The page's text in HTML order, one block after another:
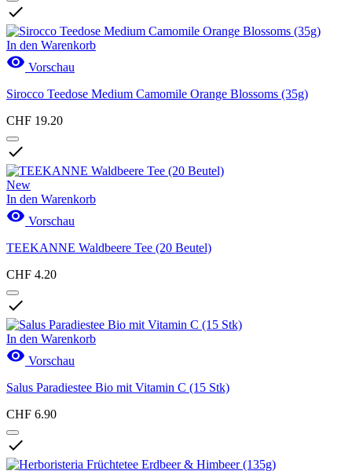

In den Warenkorb
 Vorschau
Sirocco Teedose Medium Camomile Orange Blossoms (35g)
CHF 19.20

New
In den Warenkorb
 Vorschau
TEEKANNE Waldbeere Tee (20 Beutel)
CHF 4.20

In den Warenkorb
 Vorschau
Salus Paradiestee Bio mit Vitamin C (15 Stk)
CHF 6.90
